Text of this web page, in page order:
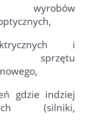
wyrobów
i
sprzętu
gdzie indziej
(silniki,